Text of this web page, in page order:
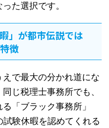
た選択です。
」が都市伝説では
徴
で最大の分かれ道にな
じ税理士事務所でも、
「ブラック事務所」
験休暇を認めてくれる